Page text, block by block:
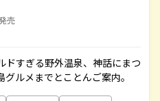
売
ドすぎる野外温泉、神話にまつ
ルメまでとことんご案内。